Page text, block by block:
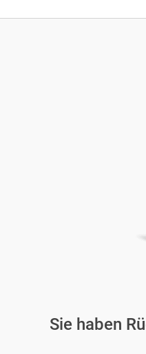
Sie haben